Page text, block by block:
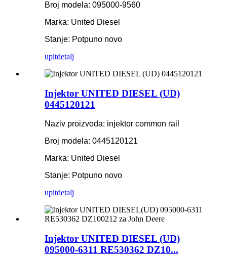
Broj modela: 095000-9560
Marka: United Diesel
Stanje: Potpuno novo
upitdetalj
Injektor UNITED DIESEL (UD)
0445120121
Naziv proizvoda: injektor common rail
Broj modela: 0445120121
Marka: United Diesel
Stanje: Potpuno novo
upitdetalj
Injektor UNITED DIESEL (UD)
095000-6311 RE530362 DZ10...